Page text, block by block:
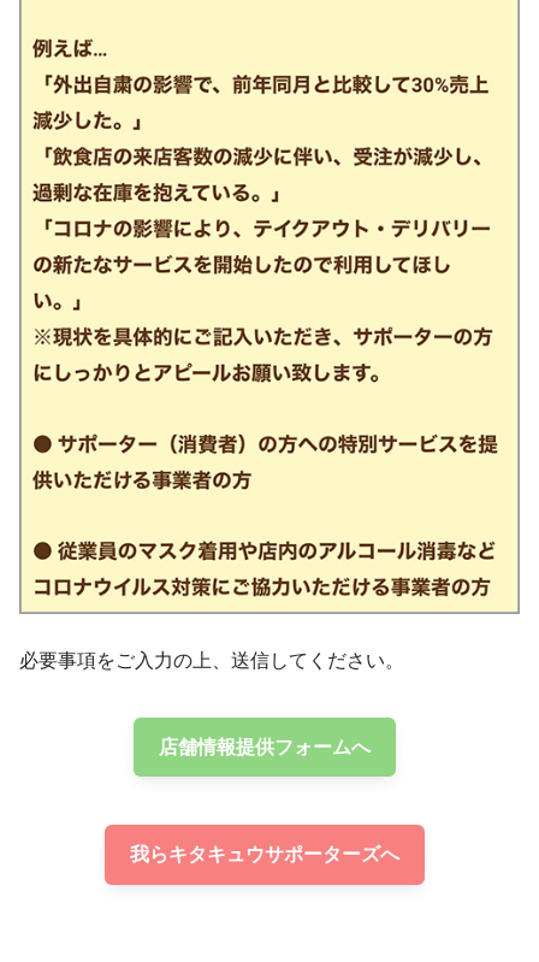
必要事項をご入力の上、送信してください。
店舗情報提供フォームへ
我らキタキュウサポーターズへ